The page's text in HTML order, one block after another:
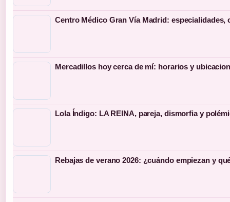
Centro Médico Gran Vía Madrid: especialidades,
Mercadillos hoy cerca de mí: horarios y
Lola Índigo: LA REINA, pareja, dismorfia y
Rebajas de verano 2026: ¿cuándo empiezan y